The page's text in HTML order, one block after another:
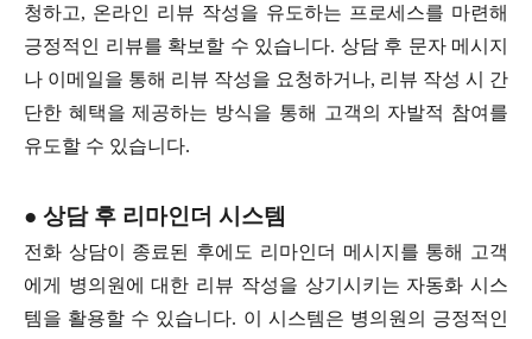
청하고, 온라인 리뷰 작성을 유도하는 프로세스를 마련해
긍정적인 리뷰를 확보할 수 있습니다. 상담 후 문자 메시지
나 이메일을 통해 리뷰 작성을 요청하거나, 리뷰 작성 시 간
단한 혜택을 제공하는 방식을 통해 고객의 자발적 참여를
유도할 수 있습니다.
● 상담 후 리마인더 시스템
전화 상담이 종료된 후에도 리마인더 메시지를 통해 고객
에게 병의원에 대한 리뷰 작성을 상기시키는 자동화 시스
템을 활용할 수 있습니다. 이 시스템은 병의원의 긍정적인